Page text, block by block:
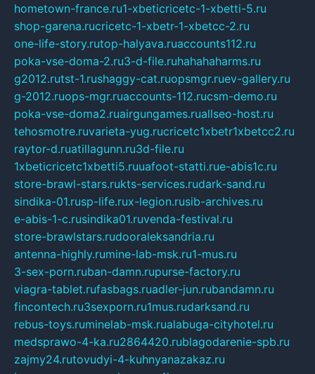
hometown-france.ru1-xbeticricetc-1-xbetti-5.ru
shop-garena.rucricetc-1-xbetr-1-xbetcc-2.ru
one-life-story.rutop-halyava.ruaccounts112.ru
poka-vse-doma-2.ru3-d-file.ruhahahaharms.ru
g2012.rutst-1.rushaggy-cat.ruopsmgr.ruev-gallery.ru
g-2012.ruops-mgr.ruaccounts-112.rucsm-demo.ru
poka-vse-doma2.ruairgungames.ruallseo-host.ru
tehosmotre.ruvarieta-yug.rucricetc1xbetr1xbetcc2.ru
raytor-d.ruatillagunn.ru3d-file.ru
1xbeticricetc1xbetti5.ruuafoot-statti.rue-abis1c.ru
store-brawl-stars.rukts-services.rudark-sand.ru
sindika-01.rusp-life.rux-legion.rusib-archives.ru
e-abis-1-c.rusindika01.ruvenda-festival.ru
store-brawlstars.rudooraleksandria.ru
antenna-highly.rumine-lab-msk.ru1-mus.ru
3-sex-porn.ruban-damn.rupurse-factory.ru
viagra-tablet.rufasbags.ruadler-jun.rubandamn.ru
fincontech.ru3sexporn.ru1mus.rudarksand.ru
rebus-toys.ruminelab-msk.rualabuga-cityhotel.ru
medsprawo-4-ka.ru2864420.rublagodarenie-spb.ru
zajmy24.rutovudyi-4-kuhnyanazakaz.ru